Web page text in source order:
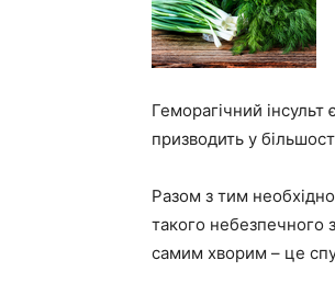
Геморагічний
призводить у
Разом з тим
такого небезпечного
самим хворим – це